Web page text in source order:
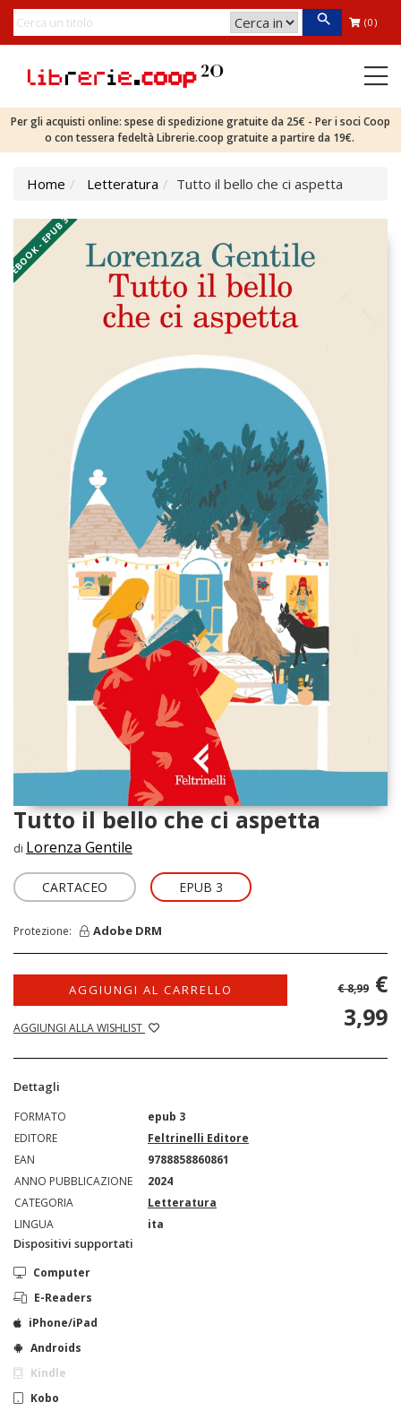
(0)
Per gli acquisti online: spese di spedizione gratuite da 25€ - Per i soci Coop
o con tessera fedeltà Librerie.coop gratuite a partire da 19€.
Home Letteratura Tutto il bello che ci aspetta
EBOOK - EPUB 3
Tutto il bello che ci aspetta
di Lorenza Gentile
CARTACEO EPUB 3
Protezione: Adobe DRM
AGGIUNGI AL CARRELLO
AGGIUNGI ALLA WISHLIST
€ 8,99 €
3,99
Dettagli
FORMATO
epub 3
EDITORE
Feltrinelli Editore
EAN
9788858860861
ANNO PUBBLICAZIONE
2024
CATEGORIA
Letteratura
LINGUA
ita
Dispositivi supportati
Computer
E-Readers
iPhone/iPad
Androids
Kindle
Kobo